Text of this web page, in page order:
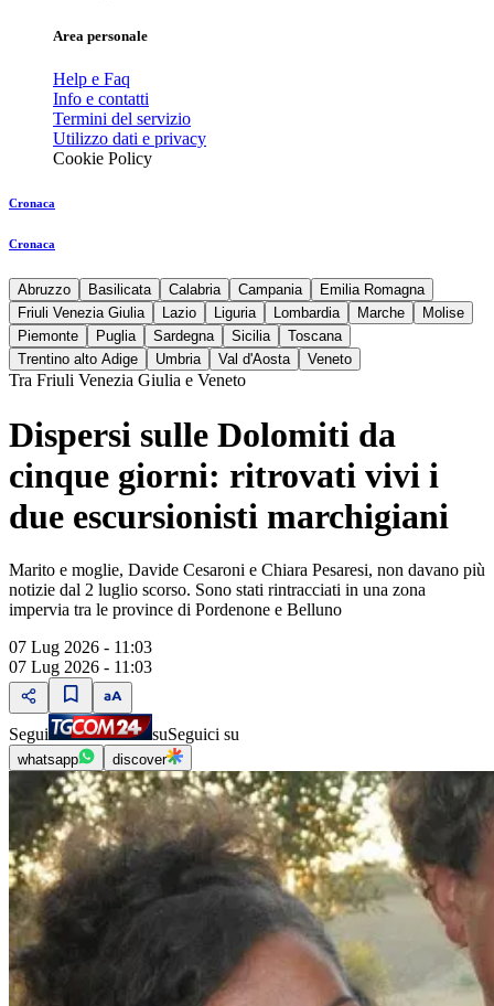
Area personale
Help e Faq
Info e contatti
Termini del servizio
Utilizzo dati e privacy
Cookie Policy
Cronaca
Cronaca
Abruzzo Basilicata Calabria Campania
Emilia Romagna
Friuli Venezia Giulia
Lazio Liguria Lombardia Marche
Molise
Piemonte
Puglia Sardegna Sicilia
Toscana
Trentino alto Adige
Umbria Val d'Aosta Veneto
Tra Friuli Venezia Giulia e Veneto
Dispersi sulle Dolomiti da
cinque giorni: ritrovati vivi i
due escursionisti marchigiani
Marito e moglie, Davide Cesaroni e Chiara Pesaresi, non davano più
notizie dal 2 luglio scorso. Sono stati rintracciati in una zona
impervia tra le province di Pordenone e Belluno
07 Lug 2026 - 11:03
07 Lug 2026 - 11:03
Segui suSeguici su
whatsapp discover